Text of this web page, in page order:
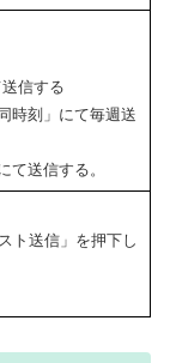
信する
時刻」にて毎週送
て送信する。
ト送信」を押下し